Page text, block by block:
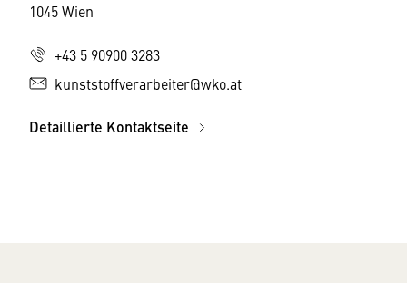
1045 Wien
+43 5 90900 3283
kunststoffverarbeiter@wko.at
Detaillierte Kontaktseite